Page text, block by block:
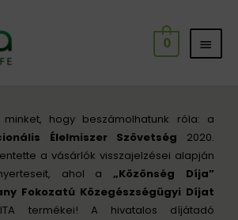
0
hogy beszámolhatunk róla: a
Élelmiszer Szövetség 2020.
a vásárlók visszajelzései alapján
ahol a „Közönség Díja”
Fokozatú Közegészségügyi Díjat
termékei! A hivatalos díjátadó